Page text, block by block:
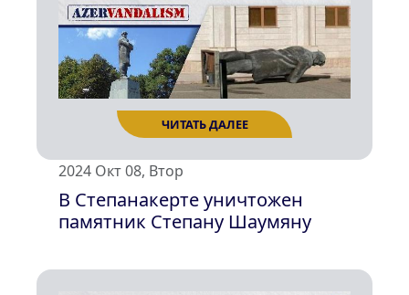
2024 Окт 08, Втор
В Степанакерте уничтожен
памятник Степану Шаумяну